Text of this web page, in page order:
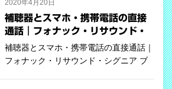
2020年4月20日
補聴器とスマホ・携帯電話の直接
通話｜フォナック・リサウンド・
シグニア
補聴器とスマホ・携帯電話の直接通話｜
フォナック・リサウンド・シグニア ブ